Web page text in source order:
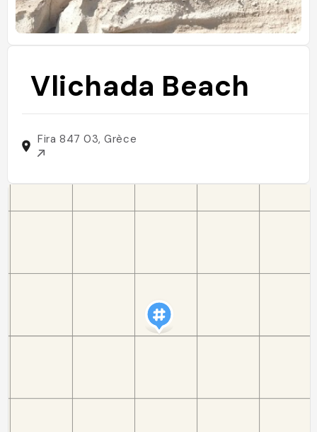
Vlichada Beach
Fira 847 03, Grèce